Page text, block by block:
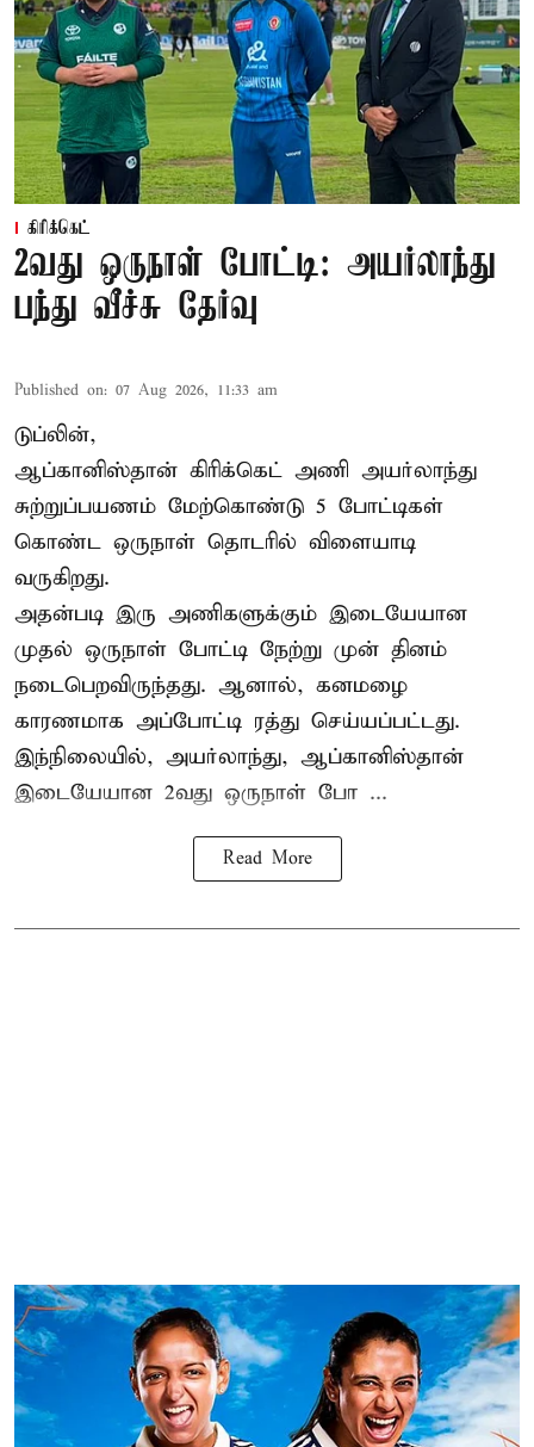
கிரிக்கெட்
2வது ஒருநாள் போட்டி: அயர்லாந்து
பந்து வீச்சு தேர்வு
Published on: 07 Aug 2026, 11:33 am
டுப்லின்,
ஆப்கானிஸ்தான் கிரிக்கெட் அணி அயர்லாந்து
சுற்றுப்பயணம் மேற்கொண்டு 5 போட்டிகள்
கொண்ட ஒருநாள் தொடரில் விளையாடி
வருகிறது.
அதன்படி இரு அணிகளுக்கும் இடையேயான
முதல் ஒருநாள் போட்டி நேற்று முன் தினம்
நடைபெறவிருந்தது. ஆனால், கனமழை
காரணமாக அப்போட்டி ரத்து செய்யப்பட்டது.
இந்நிலையில், அயர்லாந்து, ஆப்கானிஸ்தான்
இடையேயான 2வது ஒருநாள் போ ...
Read More